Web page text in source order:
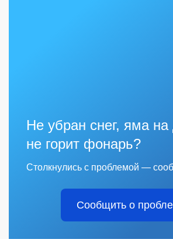
Не убран снег, яма на
не горит фонарь?
Столкнулись с проблемой —
Сообщить о